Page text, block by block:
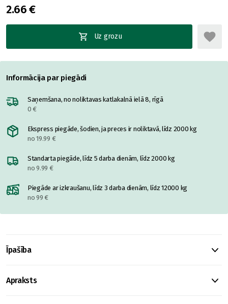
2.66 €
Uz grozu
Informācija par piegādi
Saņemšana, no noliktavas katlakalnā ielā 8, rīgā
0 €
Ekspress piegāde, šodien, ja preces ir noliktavā, līdz 2000 kg
no 19.99 €
Standarta piegāde, līdz 5 darba dienām, līdz 2000 kg
no 9.99 €
Piegāde ar izkraušanu, līdz 3 darba dienām, līdz 12000 kg
no 99 €
Īpašība
Apraksts